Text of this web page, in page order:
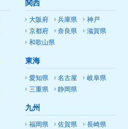
関西
大阪府 兵庫県
神戸
京都府
奈良県
滋賀県
和歌山県
東海
愛知県 名古屋
岐阜県
三重県
静岡県
九州
福岡県 佐賀県
長崎県